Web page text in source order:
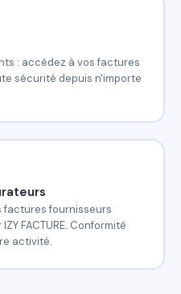
: accédez à vos factures
sécurité depuis n'importe
factures fournisseurs
FACTURE. Conformité
activité.